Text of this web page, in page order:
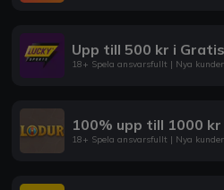
Upp till 500 kr i
18+ Spela ansvarsfullt | Nya
100% upp till 1000 kr
18+ Spela ansvarsfullt | Nya